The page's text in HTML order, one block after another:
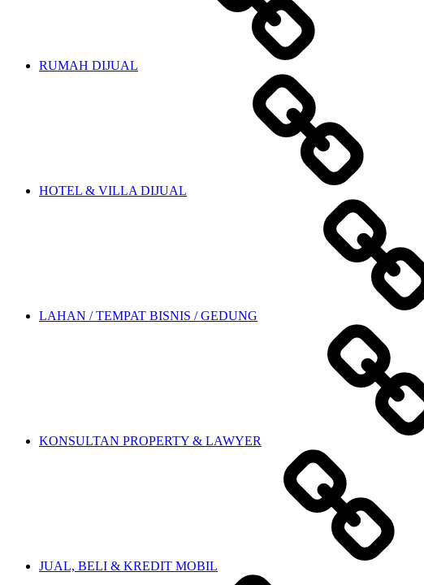
RUMAH DIJUAL
HOTEL & VILLA DIJUAL
LAHAN / TEMPAT BISNIS / GEDUNG
KONSULTAN PROPERTY & LAWYER
JUAL, BELI & KREDIT MOBIL